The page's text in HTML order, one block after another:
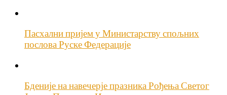
Пасхални пријем у Министарству спољних
послова Руске Федерације
Бденије на навечерје празника Рођења Светог